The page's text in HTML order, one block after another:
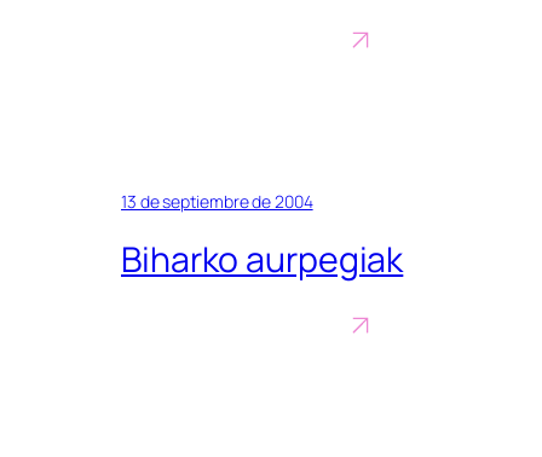
13 de septiembre de 2004
Biharko aurpegiak